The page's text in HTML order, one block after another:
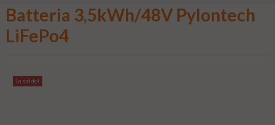
Batteria 3,5kWh/48V Pylontech
LiFePo4
In saldo!